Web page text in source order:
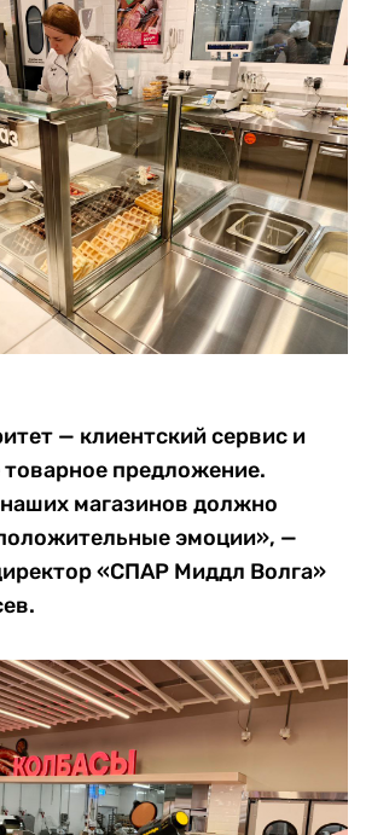
— клиентский сервис и
товарное предложение.
магазинов должно
эмоции», —
«СПАР Миддл Волга»